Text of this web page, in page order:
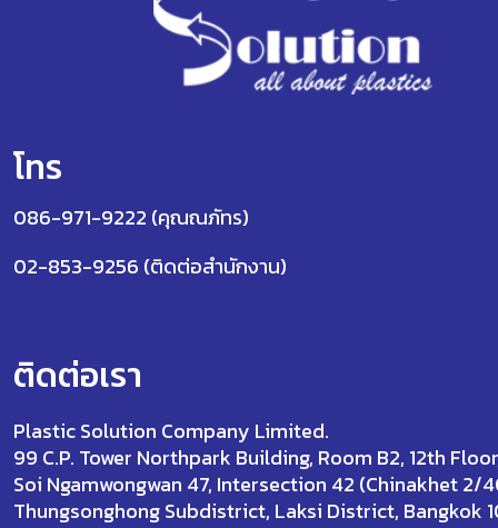
โทร
086-971-9222 (คุณณภัทร)
02-853-9256 (ติดต่อสำนักงาน)
ติดต่อเรา
Plastic Solution Company Limited.
99 C.P. Tower Northpark Building, Room B2, 12th
Soi Ngamwongwan 47, Intersection 42 (Chinakhet 2/
Thungsonghong Subdistrict, Laksi District, Bangkok